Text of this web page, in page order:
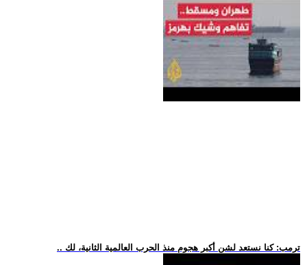
.. ترمب: كنا نستعد لشن أكبر هجوم منذ الحرب العالمية الثانية، لك